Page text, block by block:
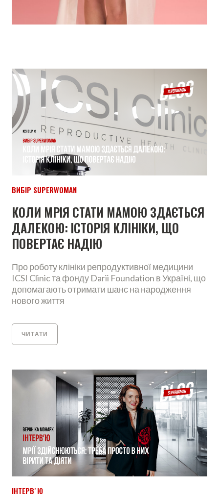
ВИБІР SUPERWOMAN
КОЛИ МРІЯ СТАТИ МАМОЮ ЗДАЄТЬСЯ
ДАЛЕКОЮ: ІСТОРІЯ КЛІНІКИ, ЩО
ПОВЕРТАЄ НАДІЮ
Про роботу клініки репродуктивної медицини
ICSI Clinic та фонду Darii Foundation в Україні, що
допомагають отримати шанс на народження
нового життя
ЧИТАТИ
ІНТЕРВʼЮ